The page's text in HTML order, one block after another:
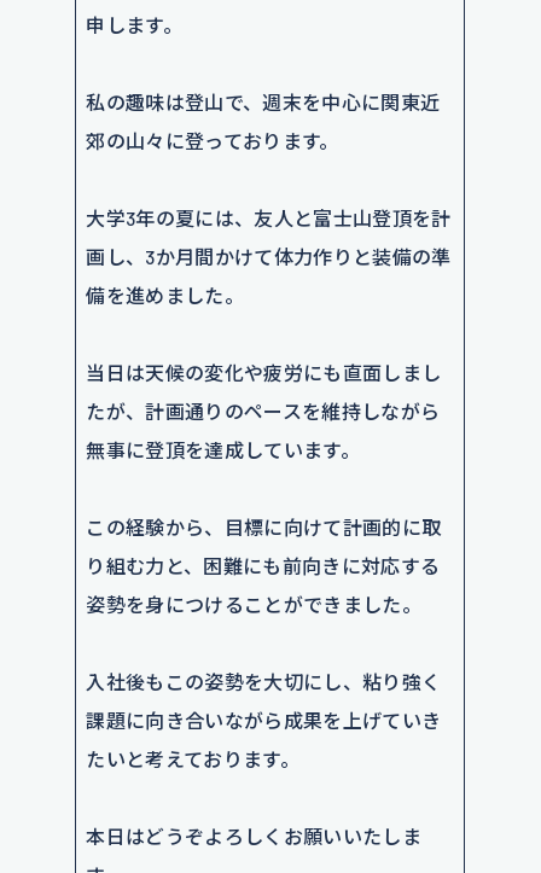
申します。
私の趣味は登山で、週末を中心に関東近
郊の山々に登っております。
大学3年の夏には、友人と富士山登頂を計
画し、3か月間かけて体力作りと装備の準
備を進めました。
当日は天候の変化や疲労にも直面しまし
たが、計画通りのペースを維持しながら
無事に登頂を達成しています。
この経験から、目標に向けて計画的に取
り組む力と、困難にも前向きに対応する
姿勢を身につけることができました。
入社後もこの姿勢を大切にし、粘り強く
課題に向き合いながら成果を上げていき
たいと考えております。
本日はどうぞよろしくお願いいたしま